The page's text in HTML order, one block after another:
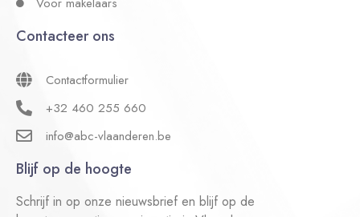
Contacteer ons
Contactformulier
+32 460 255 660
info@abc-vlaanderen.be
Blijf op de hoogte
Schrijf in op onze nieuwsbrief en blijf op de